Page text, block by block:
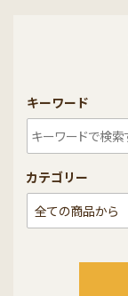
キーワード
カテゴリー